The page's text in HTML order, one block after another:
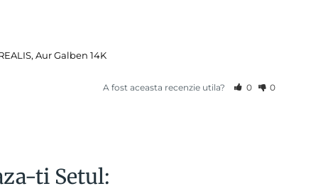
Aur Galben 14K
A fost aceasta recenzie utila? 0 0
ti Setul: